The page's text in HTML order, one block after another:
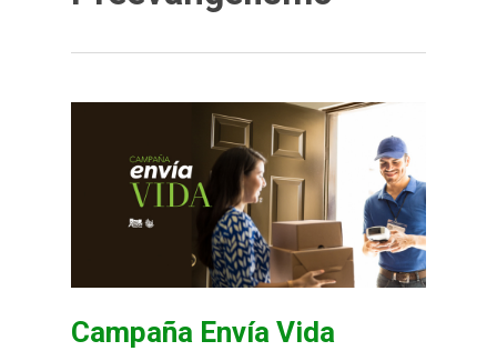
Campaña Envía Vida